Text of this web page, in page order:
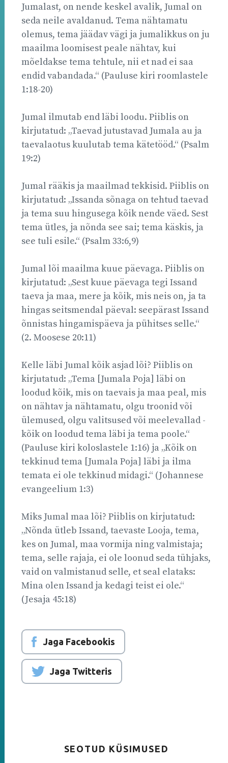
Jumalast, on nende keskel avalik, Jumal on
seda neile avaldanud. Tema nähtamatu
olemus, tema jäädav vägi ja jumalikkus on ju
maailma loomisest peale nähtav, kui
mõeldakse tema tehtule, nii et nad ei saa
endid vabandada.“ (Pauluse kiri roomlastele
1:18-20)
Jumal ilmutab end läbi loodu. Piiblis on
kirjutatud: „Taevad jutustavad Jumala au ja
taevalaotus kuulutab tema kätetööd.“ (Psalm
19:2)
Jumal rääkis ja maailmad tekkisid. Piiblis on
kirjutatud: „Issanda sõnaga on tehtud taevad
ja tema suu hingusega kõik nende väed. Sest
tema ütles, ja nõnda see sai; tema käskis, ja
see tuli esile.“ (Psalm 33:6,9)
Jumal lõi maailma kuue päevaga. Piiblis on
kirjutatud: „Sest kuue päevaga tegi Issand
taeva ja maa, mere ja kõik, mis neis on, ja ta
hingas seitsmendal päeval: seepärast Issand
õnnistas hingamispäeva ja pühitses selle.“
(2. Moosese 20:11)
Kelle läbi Jumal kõik asjad lõi? Piiblis on
kirjutatud: „Tema [Jumala Poja] läbi on
loodud kõik, mis on taevais ja maa peal, mis
on nähtav ja nähtamatu, olgu troonid või
ülemused, olgu valitsused või meelevallad -
kõik on loodud tema läbi ja tema poole.“
(Pauluse kiri koloslastele 1:16) ja „Kõik on
tekkinud tema [Jumala Poja] läbi ja ilma
temata ei ole tekkinud midagi.“ (Johannese
evangeelium 1:3)
Miks Jumal maa lõi? Piiblis on kirjutatud:
„Nõnda ütleb Issand, taevaste Looja, tema,
kes on Jumal, maa vormija ning valmistaja;
tema, selle rajaja, ei ole loonud seda tühjaks,
vaid on valmistanud selle, et seal elataks:
Mina olen Issand ja kedagi teist ei ole.“
(Jesaja 45:18)
Jaga Facebookis
Jaga Twitteris
SEOTUD KÜSIMUSED